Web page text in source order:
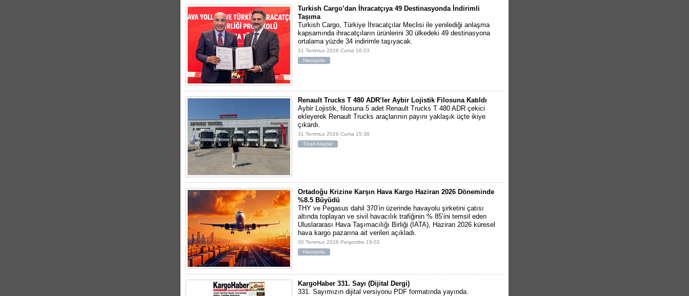
Turkish Cargo’dan İhracatçıya 49 Destinasyonda İndirimli
Taşıma
Turkish Cargo, Türkiye İhracatçılar Meclisi ile yenilediği anlaşma
kapsamında ihracatçıların ürünlerini 30 ülkedeki 49 destinasyona
ortalama yüzde 34 indirimle taşıyacak.
31 Temmuz 2026 Cuma 16:23
Havayolu
Renault Trucks T 480 ADR’ler Aybir Lojistik Filosuna Katıldı
Aybir Lojistik, filosuna 5 adet Renault Trucks T 480 ADR çekici
ekleyerek Renault Trucks araçlarının payını yaklaşık üçte ikiye
çıkardı.
31 Temmuz 2026 Cuma 15:38
Ticari Araçlar
Ortadoğu Krizine Karşın Hava Kargo Haziran 2026 Döneminde
%8.5 Büyüdü
THY ve Pegasus dahil 370’in üzerinde havayolu şirketini çatısı
altında toplayan ve sivil havacılık trafiğinin % 85’ini temsil eden
Uluslararası Hava Taşımacılığı Birliği (IATA), Haziran 2026 küresel
hava kargo pazarına ait verileri açıkladı.
30 Temmuz 2026 Perşembe 19:02
Havayolu
KargoHaber 331. Sayı (Dijital Dergi)
331. Sayımızın dijital versiyonu PDF formatında yayında.